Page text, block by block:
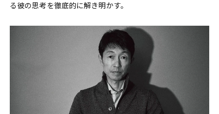
る彼の思考を徹底的に解き明かす。